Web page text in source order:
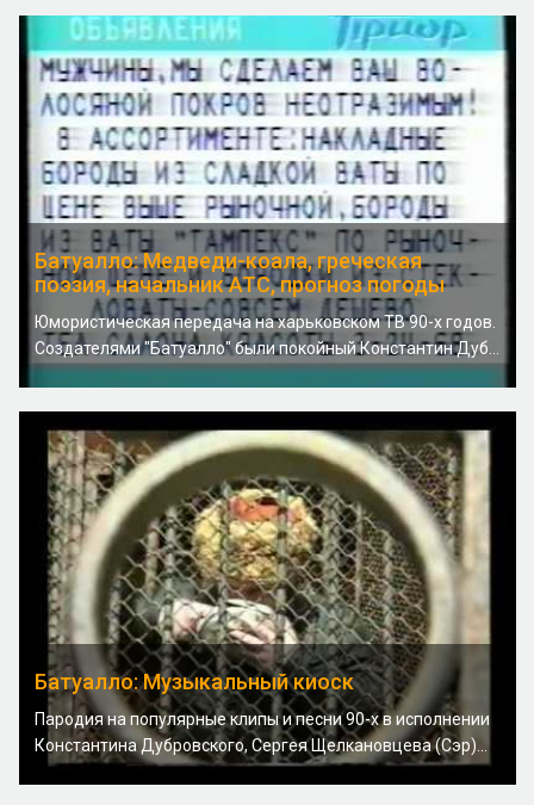
Батуалло: Медведи-коала, греческая
поэзия, начальник АТС, прогноз погоды
Юмористическая передача на харьковском ТВ 90-х годов.
Создателями "Батуалло" были покойный Константин Дуб...
Батуалло: Музыкальный киоск
Пародия на популярные клипы и песни 90-х в исполнении
Константина Дубровского, Сергея Щелкановцева (Сэр)...